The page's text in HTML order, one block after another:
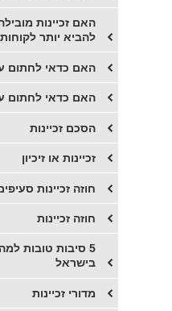
​האם זכיינות
להביא יותר
האם כדאי לחתום
האם כדאי לחתום
​הסכם זכיינות
​זכיינות או זיכיון
חוזה זכיינות
חוזה זכיינות
5 סיבות טובות
בישראל
מדורי זכיינות